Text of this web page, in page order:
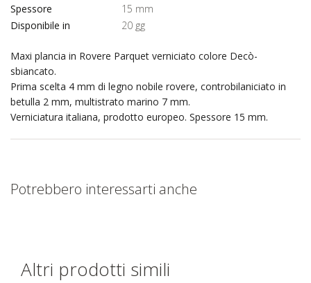
Spessore
15 mm
Disponibile in
20 gg
Maxi plancia in Rovere Parquet verniciato colore Decò-
sbiancato.
Prima scelta 4 mm di legno nobile rovere, controbilaniciato in
betulla 2 mm, multistrato marino 7 mm.
Verniciatura italiana, prodotto europeo. Spessore 15 mm.
Potrebbero interessarti anche
Altri prodotti simili